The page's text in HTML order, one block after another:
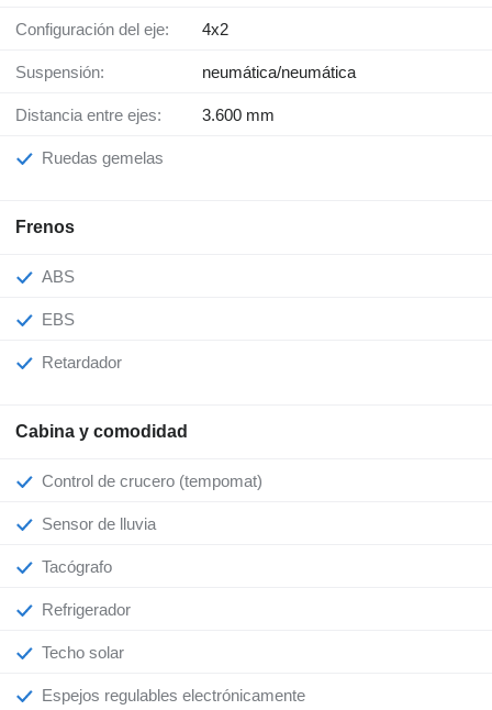
Configuración del eje: 4x2
Suspensión: neumática/neumática
Distancia entre ejes: 3.600 mm
Ruedas gemelas
Frenos
ABS
EBS
Retardador
Cabina y comodidad
Control de crucero (tempomat)
Sensor de lluvia
Tacógrafo
Refrigerador
Techo solar
Espejos regulables electrónicamente